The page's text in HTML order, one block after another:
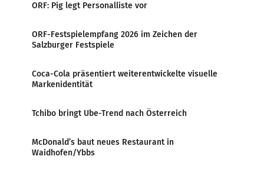
ORF: Pig legt Personalliste vor
ORF-Festspielempfang 2026 im Zeichen der
Salzburger Festspiele
Coca-Cola präsentiert weiterentwickelte visuelle
Markenidentität
Tchibo bringt Ube-Trend nach Österreich
McDonald’s baut neues Restaurant in
Waidhofen/Ybbs